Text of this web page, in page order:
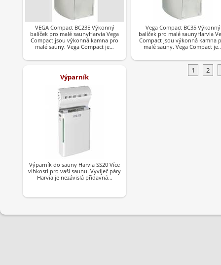
VEGA Compact BC23E Výkonný
balíček pro malé saunyHarvia Vega
Compact jsou výkonná kamna pro
malé sauny. Vega Compact je…
Vega Compact BC35 Výkonný
balíček pro malé saunyHarvia
Compact jsou výkonná kamna
malé sauny. Vega Compact
Výparník
Výparník do sauny Harvia SS20 Více
vlhkosti pro vaši saunu. Vyvíječ páry
Harvia je nezávislá přídavná…
1 2